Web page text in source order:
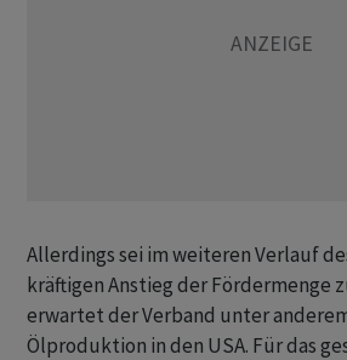
Allerdings sei im weiteren Verlauf
kräftigen Anstieg der Fördermenge
erwartet der Verband unter
Ölproduktion in den USA. Für das